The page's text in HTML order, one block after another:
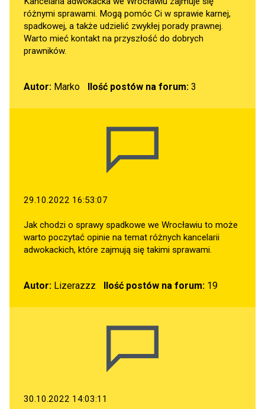
różnymi sprawami. Mogą pomóc Ci w sprawie karnej,
spadkowej, a także udzielić zwykłej porady prawnej.
Warto mieć kontakt na przyszłość do dobrych
prawników.
Autor: Marko Ilość postów na forum:3
29.10.2022 16:53:07
Jak chodzi o sprawy spadkowe we Wrocławiu to może
warto poczytać opinie na temat różnych kancelarii
adwokackich, które zajmują się takimi sprawami.
Autor: Lizerazzz Ilość postów na forum:19
30.10.2022 14:03:11